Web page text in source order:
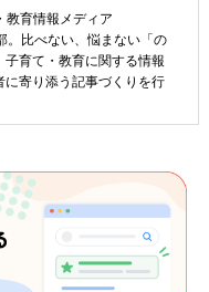
教育情報メディア
。比べない、悩まない「の
育て・教育に関する情報
寄り添う記事づくりを行